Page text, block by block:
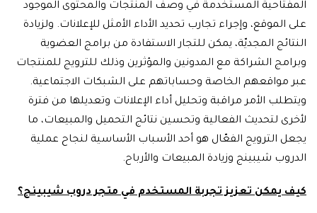
المفتاحية المستخدمة في وصف المنتجات والمحتوى الموجود
على الموقع، وإجراء تجارب تحديد الأداء الأمثل للإعلانات. ولزيادة
النتائج المجديّة، يمكن للتجار الاستفادة من برامج العضوية
وبرامج الشراكة مع المدونين والمؤثرين وذلك للترويج للمنتجات
عبر مواقعهم الخاصة وحساباتهم على الشبكات الاجتماعية.
ويتطلب الأمر مراقبة وتحليل أداء الإعلانات وتعديلها من فترة
لأخرى لتحديث الفعالية وتحسين نتائج التحميل والمبيعات، ما
يجعل الترويج الفعّال هو أحد الأسباب الأساسية لنجاح عملية
الدروب شيبينج وزيادة المبيعات والأرباح.
كيف يمكن تعزيز تجربة المستخدم في متجر دروب شيبينج؟